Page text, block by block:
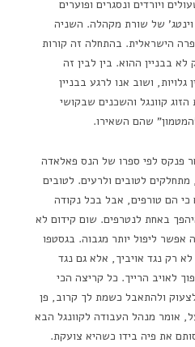
ויורדים ונסגרים ופוערים
של שורת מקהלה. השניה
הישראלית. בהתחלה זה קורות
בבניין ההוא. בין לבין זה
ושוב אנו לרגע בבניין
קוונגל והשכנים שבקושי
שהם השאירו.
פנקס לפי ספרו של הנס פאלאדה
מתחלקים לטובים ולרעים. לטובים
הם טורפים, אבל בכל נקודה
באחת לנטרפים. שום קידום לא
אפשר ליפול יותר מגבוה. בגסטפו
רק נגד אויביך, אלא גם נגד
לאויב הרייך. כל קריצה הכי
ולהתאבל כשמת לך קרוב, פן
אומר מנהל העבודה לקוונגל הבא
את פיה בידו כשהיא צועקת.